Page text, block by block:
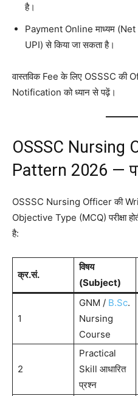
है।
Payment Online माध्यम
UPI) से किया जा सकता है।
वास्तविक Fee के लिए OSSSC की
Notification को ध्यान से पढ़ें।
OSSSC Nursing
Pattern 2026 —
OSSSC Nursing Officer की
Objective Type (MCQ) परीक्षा
है:
क्र.सं.
विषय
(Subject)
1
GNM / B.Sc.
Nursing
Course
2
Practical
Skill आधारित
प्रश्न